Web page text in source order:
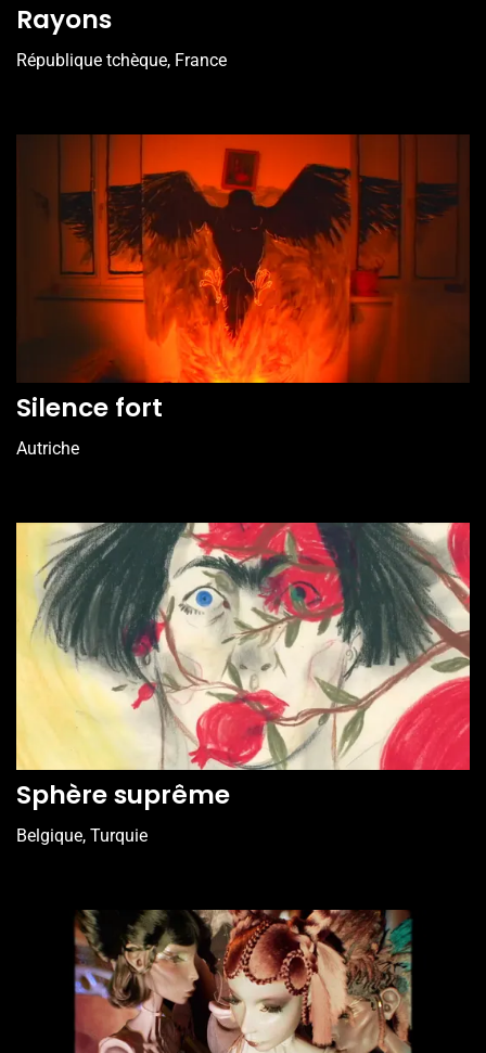
Rayons
République tchèque, France
Silence fort
Autriche
Sphère suprême
Belgique, Turquie